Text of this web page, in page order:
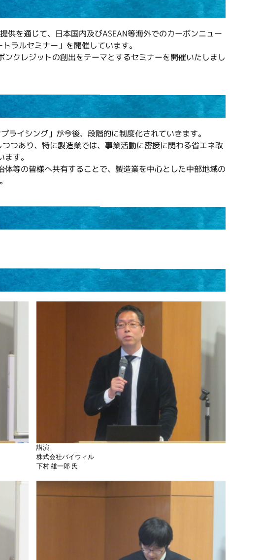
を通じて、日本国内及びASEAN等海外でのカーボンニュー
ラルセミナー」を開催しています。
クレジットの創出をテーマとするセミナーを開催いたしまし
イシング」が今後、段階的に制度化されていきます。
つあり、特に製造業では、事業活動に密接に関わる省エネ改
す。
等の皆様へ共有することで、製造業を中心とした中部地域の
講演
株式会社バイウィル
下村 雄一郎 氏